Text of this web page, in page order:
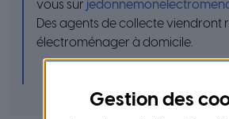
vous sur
Des agents de collecte viendront
électroménager à domicile.